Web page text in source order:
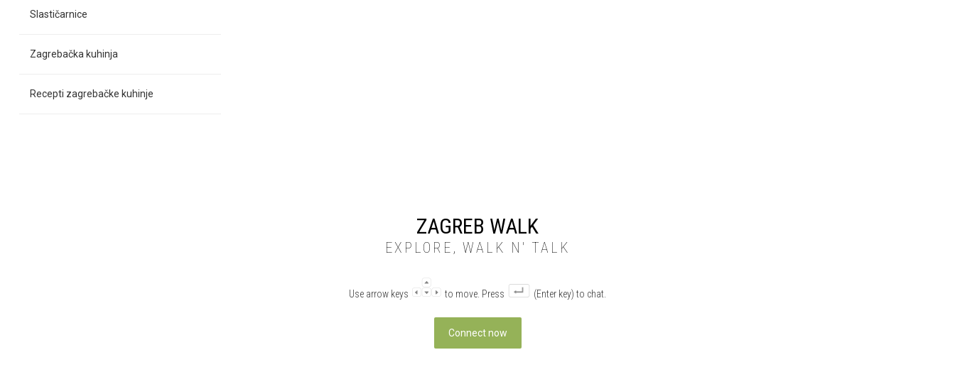
Slastičarnice
Zagrebačka kuhinja
Recepti zagrebačke kuhinje
ZAGREB WALK
EXPLORE, WALK N' TALK
Use arrow keys to move. Press (Enter key) to chat.
Connect now